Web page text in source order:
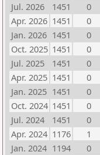
Jul. 2026
1451 0
Apr. 2026 1451 0
Jan. 2026 1451 0
Oct. 2025 1451 0
Jul. 2025
1451 0
Apr. 2025 1451 0
Jan. 2025 1451 0
Oct. 2024 1451 0
Jul. 2024
1451 0
Apr. 2024 1176 1
Jan. 2024 1194 0